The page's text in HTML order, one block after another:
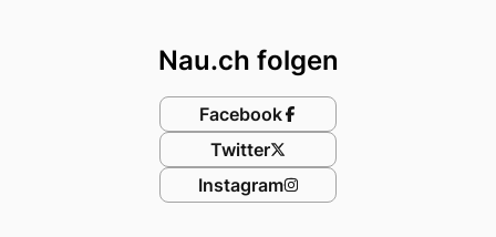
Nau.ch folgen
Facebook
Twitter
Instagram